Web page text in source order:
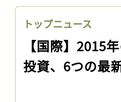
トップニュース
【国際】2015
投資、6つの最